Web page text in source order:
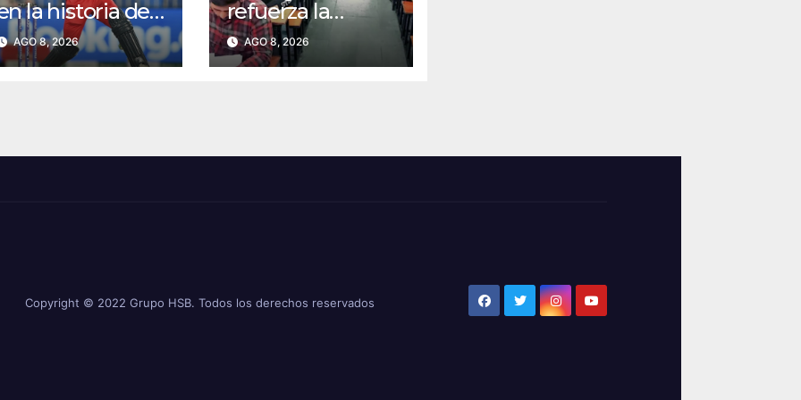
la historia del
tras
el
AGO 8, 2026
refuerza la
seguridad de sus
exámenes y
AGO 8, 2026
Copyright © 2022 Grupo HSB. Todos los derechos reservados